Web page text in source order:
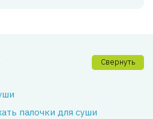
Свернуть
палочки для суши